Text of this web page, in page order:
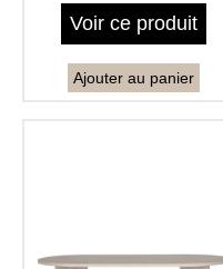
Voir ce produit
Ajouter au panier